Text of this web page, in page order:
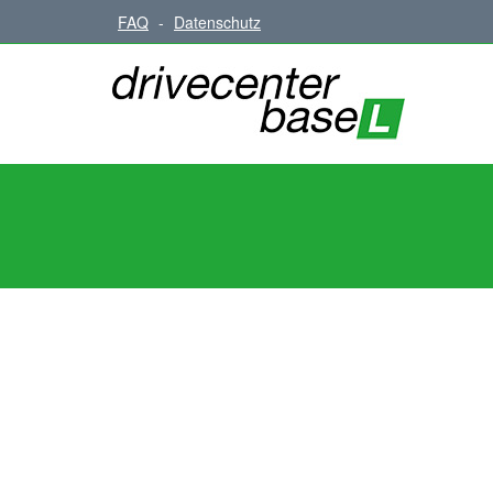
FAQ - Datenschutz